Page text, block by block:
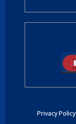
Privacy Policy